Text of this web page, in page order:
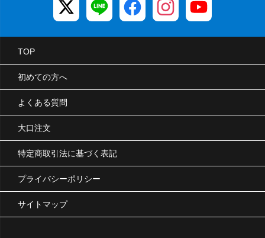
TOP
初めての方へ
よくある質問
大口注文
特定商取引法に基づく表記
プライバシーポリシー
サイトマップ